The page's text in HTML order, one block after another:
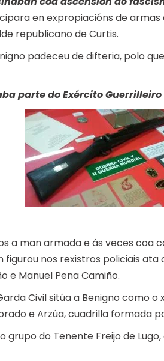
en expropiacións de
republicano de Curtis.
padeceu de difteria, polo
parte do Exército Guerrilleiro
a man armada e ás veces coa
nos rexistros policiais ata
e Manuel Pena Camiño.
Civil sitúa a Benigno como
e Arzúa, cuadrilla formada
grupo do Tenente Freijo de